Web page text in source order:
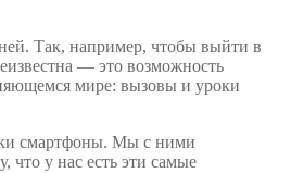
Так, например, чтобы выйти в
— это возможность
мире: вызовы и уроки
смартфоны. Мы с ними
что у нас есть эти самые